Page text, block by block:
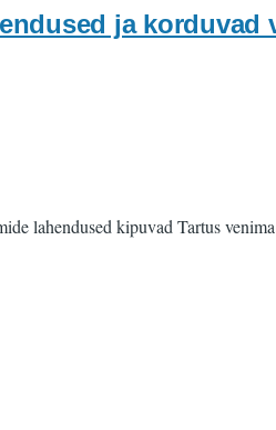
ja korduvad
lahendused kipuvad Tartus